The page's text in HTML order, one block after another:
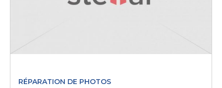
RÉPARATION DE PHOTOS